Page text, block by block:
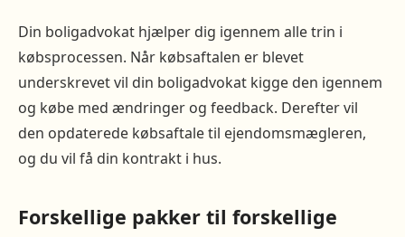
Din boligadvokat hjælper dig igennem alle trin i
købsprocessen. Når købsaftalen er blevet
underskrevet vil din boligadvokat kigge den igennem
og købe med ændringer og feedback. Derefter vil
den opdaterede købsaftale til ejendomsmægleren,
og du vil få din kontrakt i hus.
Forskellige pakker til forskellige